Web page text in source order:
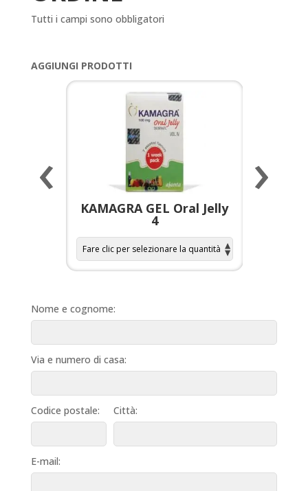
Tutti i campi sono obbligatori
AGGIUNGI PRODOTTI
KAMAGRA GEL Oral Jelly
4
‹ ›
Nome e cognome:
Via e numero di casa:
Codice postale: Città:
E-mail: